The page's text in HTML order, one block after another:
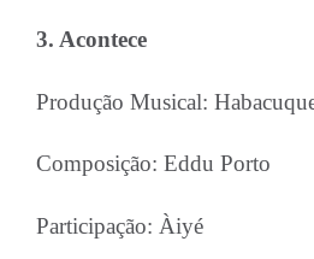
3. Acontece
Produção Musical:
Composição: Eddu Porto
Participação: Àiyé